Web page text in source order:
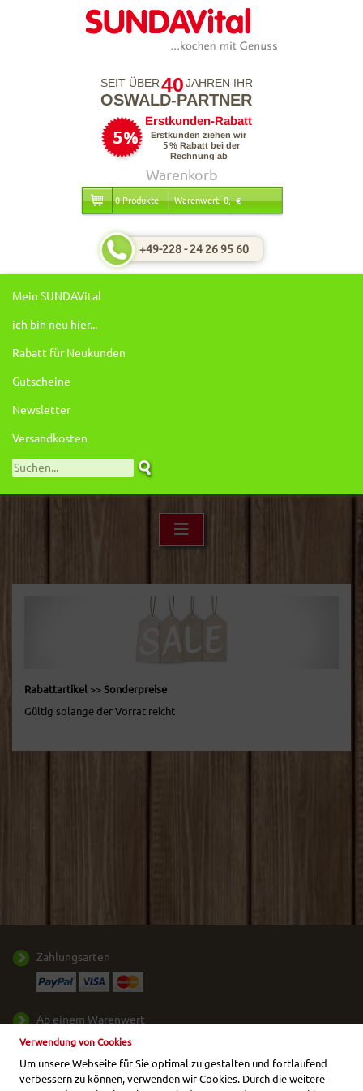
SEIT ÜBER40JAHREN IHR
OSWALD-PARTNER
Warenkorb
0 Produkte Warenwert: 0,- €
+49-228 - 24 26 95 60
Mein SUNDAVital
ich bin neu hier...
Rabatt für Neukunden
Gutscheine
Newsletter
Versandkosten
Rabattartikel >> Sonderpreise
Gültig solange der Vorrat reicht
Zahlungsarten
Ab einem Warenwert
50,- €
liefern wir
Verwendung von Cookies
Um unsere Webseite für Sie optimal zu gestalten und fortlaufend
verbessern zu können, verwenden wir Cookies. Durch die weitere